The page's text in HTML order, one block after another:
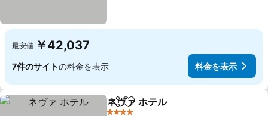
最安値 ￥42,037
7件のサイトの料金を表示 料金を表示
シェアお気に入りに追加
ネヴァ ホテル